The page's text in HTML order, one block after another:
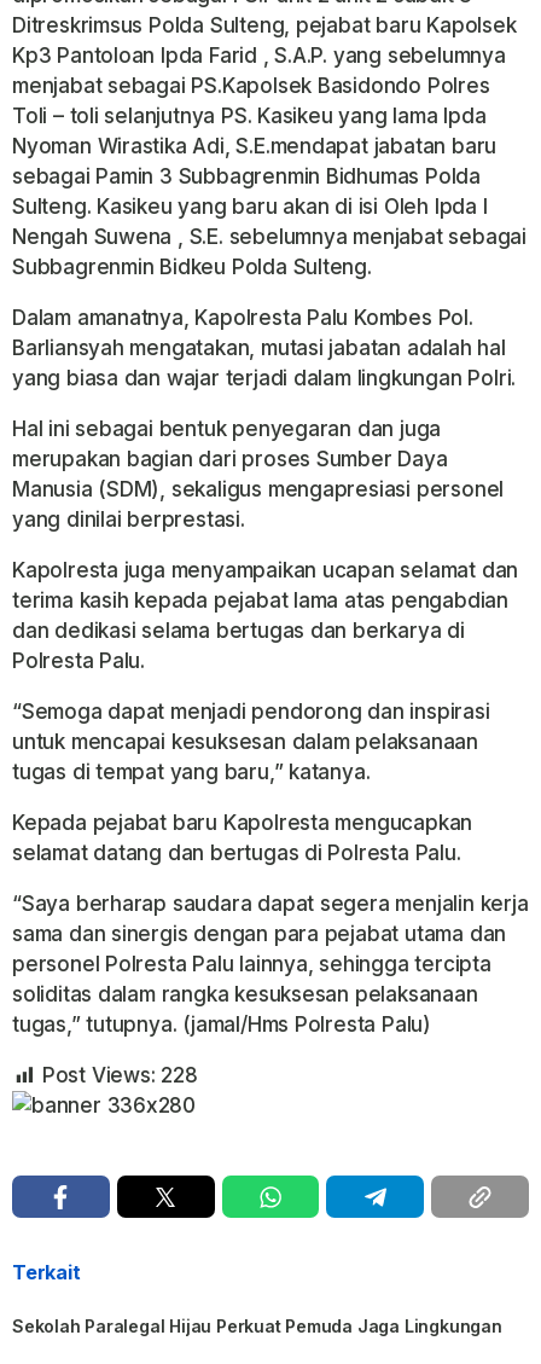
Ditreskrimsus Polda Sulteng, pejabat baru Kapolsek
Kp3 Pantoloan lpda Farid , S.A.P. yang sebelumnya
menjabat sebagai PS.Kapolsek Basidondo Polres
Toli – toli selanjutnya PS. Kasikeu yang lama lpda
Nyoman Wirastika Adi, S.E.mendapat jabatan baru
sebagai Pamin 3 Subbagrenmin Bidhumas Polda
Sulteng. Kasikeu yang baru akan di isi Oleh lpda l
Nengah Suwena , S.E. sebelumnya menjabat sebagai
Subbagrenmin Bidkeu Polda Sulteng.
Dalam amanatnya, Kapolresta Palu Kombes Pol.
Barliansyah mengatakan, mutasi jabatan adalah hal
yang biasa dan wajar terjadi dalam lingkungan Polri.
Hal ini sebagai bentuk penyegaran dan juga
merupakan bagian dari proses Sumber Daya
Manusia (SDM), sekaligus mengapresiasi personel
yang dinilai berprestasi.
Kapolresta juga menyampaikan ucapan selamat dan
terima kasih kepada pejabat lama atas pengabdian
dan dedikasi selama bertugas dan berkarya di
Polresta Palu.
“Semoga dapat menjadi pendorong dan inspirasi
untuk mencapai kesuksesan dalam pelaksanaan
tugas di tempat yang baru,” katanya.
Kepada pejabat baru Kapolresta mengucapkan
selamat datang dan bertugas di Polresta Palu.
“Saya berharap saudara dapat segera menjalin kerja
sama dan sinergis dengan para pejabat utama dan
personel Polresta Palu lainnya, sehingga tercipta
soliditas dalam rangka kesuksesan pelaksanaan
tugas,” tutupnya. (jamal/Hms Polresta Palu)
Post Views: 228
Terkait
Sekolah Paralegal Hijau Perkuat Pemuda Jaga Lingkungan